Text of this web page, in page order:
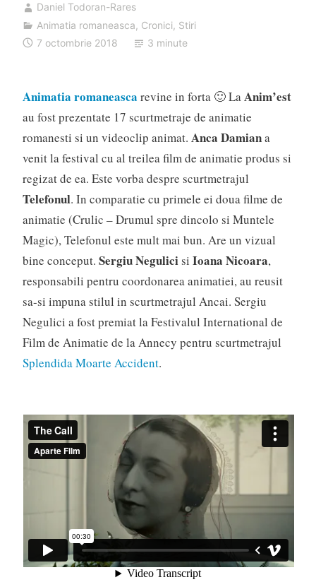
Daniel Todoran-Rares
Animatia romaneasca, Cronici, Stiri
7 octombrie 2018
3 minute
Animatia romaneasca revine in forta 🙂 LaAnim’est
au fost prezentate 17 scurtmetraje de animatie
romanesti si un videoclip animat. Anca Damiana
venit la festival cu al treilea film de animatie produs si
regizat de ea. Este vorba despre scurtmetrajul
Telefonul. In comparatie cu primele ei doua filme de
animatie (Crulic – Drumul spre dincolo si Muntele
Magic), Telefonul este mult mai bun. Are un vizual
bine conceput. Sergiu Negulicisi Ioana Nicoara,
responsabili pentru coordonarea animatiei, au reusit
sa-si impuna stilul in scurtmetrajul Ancai. Sergiu
Negulici a fost premiat la Festivalul International de
Film de Animatie de la Annecy pentru scurtmetrajul
Splendida Moarte Accident.